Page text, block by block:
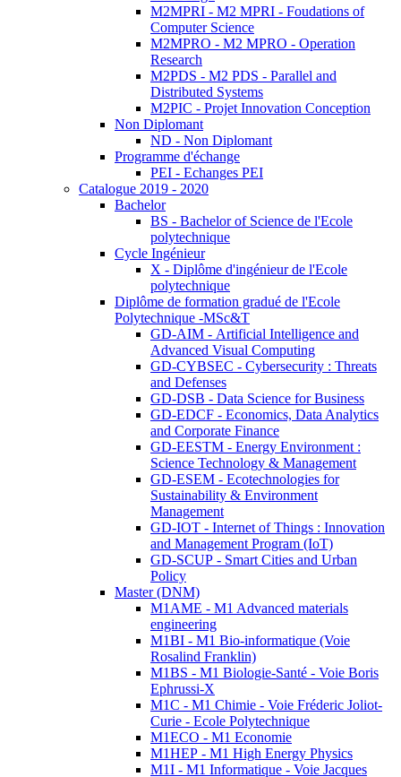
M2MPRI - M2 MPRI - Foudations of
Computer Science
M2MPRO - M2 MPRO - Operation
Research
M2PDS - M2 PDS - Parallel and
Distributed Systems
M2PIC - Projet Innovation Conception
Non Diplomant
ND - Non Diplomant
Programme d'échange
PEI - Echanges PEI
Catalogue 2019 - 2020
Bachelor
BS - Bachelor of Science de l'Ecole
polytechnique
Cycle Ingénieur
X - Diplôme d'ingénieur de l'Ecole
polytechnique
Diplôme de formation gradué de l'Ecole
Polytechnique -MSc&T
GD-AIM - Artificial Intelligence and
Advanced Visual Computing
GD-CYBSEC - Cybersecurity : Threats
and Defenses
GD-DSB - Data Science for Business
GD-EDCF - Economics, Data Analytics
and Corporate Finance
GD-EESTM - Energy Environment :
Science Technology & Management
GD-ESEM - Ecotechnologies for
Sustainability & Environment
Management
GD-IOT - Internet of Things : Innovation
and Management Program (IoT)
GD-SCUP - Smart Cities and Urban
Policy
Master (DNM)
M1AME - M1 Advanced materials
engineering
M1BI - M1 Bio-informatique (Voie
Rosalind Franklin)
M1BS - M1 Biologie-Santé - Voie Boris
Ephrussi-X
M1C - M1 Chimie - Voie Fréderic Joliot-
Curie - Ecole Polytechnique
M1ECO - M1 Economie
M1HEP - M1 High Energy Physics
M1I - M1 Informatique - Voie Jacques